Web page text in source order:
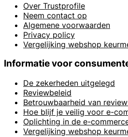
Over Trustprofile
Neem contact op
Algemene voorwaarden
Privacy policy
Vergelijking webshop
Informatie voor
De zekerheden uitgelegd
Reviewbeleid
Betrouwbaarheid van
Hoe blijf je veilig voor e-
Oplichting in de e-
Vergelijking webshop